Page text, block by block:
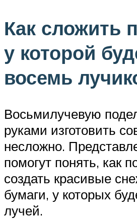
Как сложить
у которой
восемь
Восьмилучевую
руками изготовить
несложно.
помогут понять, как
создать красивые
бумаги, у которых
лучей.